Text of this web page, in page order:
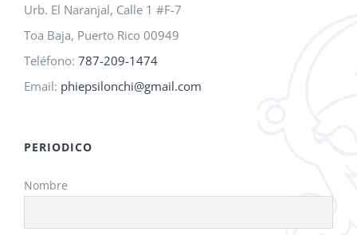
Urb. El Naranjal, Calle 1 #F-7
Toa Baja, Puerto Rico 00949
Teléfono: 787-209-1474
Email: phiepsilonchi@gmail.com
PERIODICO
Nombre